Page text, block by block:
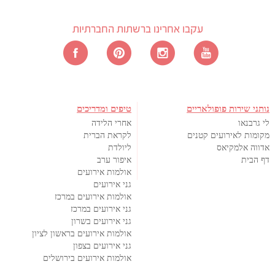
עקבו אחרינו ברשתות החברתיות
נותני שירות פופולאריים
לי גרבנאו
מקומות לאירועים קטנים
אדווה אלמקיאס
דף הבית
טיפים ומדריכים
אחרי הלידה
לקראת הברית
ליולדת
איפור ערב
אולמות אירועים
גני אירועים
אולמות אירועים במרכז
גני אירועים במרכז
גני אירועים בשרון
אולמות אירועים בראשון לציון
גני אירועים בצפון
אולמות אירועים בירושלים